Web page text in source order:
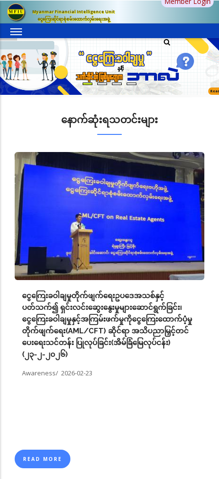
အဓိက
အကြောင်းအရာ
သွား
မည်
Myanmar Financial Intelligence Unit
ငွေကြေးဆိုင်ရာစုံစမ်းထောက်လှမ်းရေးအဖွဲ့
နောက်ဆုံးရသတင်းများ
ငွေကြေးခဝါချမှုတိုက်ဖျက်ရေးဥပဒေအသစ်နှင့်
ပတ်သက်၍ ရှင်းလင်းဆွေးနွေးမှုများဆောင်ရွက်ခြင်း၊
ငွေကြေးခဝါချမှုနှင့်အကြမ်းဖက်မှုကိုငွေကြေးထောက်ပံ့မှု
တိုက်ဖျက်ရေး(AML/CFT) ဆိုင်ရာ အသိပညာမြှင့်တင်
ပေးရေးသင်တန်း ပြုလုပ်ခြင်း(အိမ်ခြံမြေလုပ်ငန်း)
(၂၃-၂-၂၀၂၆)
Awareness/ 2026-02-23
READ MORE